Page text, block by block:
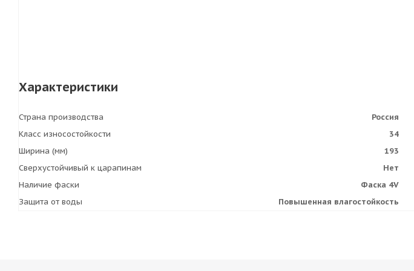
Характеристики
Страна производства Россия
Класс износостойкости
34
Ширина (мм)
193
Сверхустойчивый к царапинам
Нет
Наличие фаски
Фаска 4V
Защита от воды
Повышенная влагостойкость